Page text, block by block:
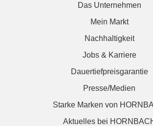
Das Unternehmen
Mein Markt
Nachhaltigkeit
Jobs & Karriere
Dauertiefpreisgarantie
Presse/Medien
Starke Marken von
Aktuelles bei